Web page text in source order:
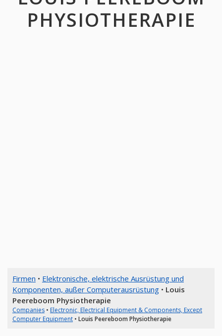
PHYSIOTHERAPIE
Firmen • Elektronische, elektrische Ausrüstung und
Komponenten, außer Computerausrüstung• Louis
Peereboom Physiotherapie
Companies• Electronic, Electrical Equipment & Components, Except
Computer Equipment• Louis Peereboom Physiotherapie